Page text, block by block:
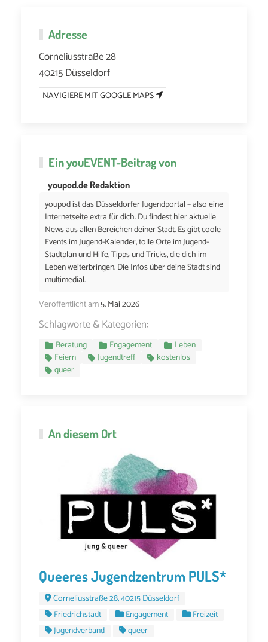
Adresse
Corneliusstraße 28
40215 Düsseldorf
NAVIGIERE MIT GOOGLE MAPS
EinyouEVENT-Beitrag von
youpod.de Redaktion
youpod ist das Düsseldorfer Jugendportal – also eine
Internetseite extra für dich. Du findest hier aktuelle
News aus allen Bereichen deiner Stadt. Es gibt coole
Events im Jugend-Kalender, tolle Orte im Jugend-
Stadtplan und Hilfe, Tipps und Tricks, die dich im
Leben weiterbringen. Die Infos über deine Stadt sind
multimedial.
Veröffentlicht am5. Mai 2026
Schlagworte & Kategorien:
Beratung Engagement
Leben
Feiern
Jugendtreff
kostenlos
queer
An diesem Ort
Queeres Jugendzentrum PULS*
Corneliusstraße 28, 40215 Düsseldorf
Friedrichstadt
Engagement
Freizeit
Jugendverband
queer